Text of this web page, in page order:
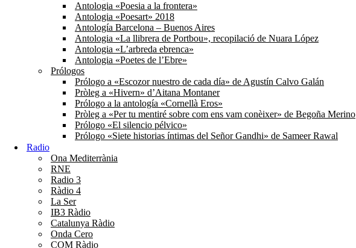
Antologia «Poesia a la frontera»
Antologia «Poesart» 2018
Antología Barcelona – Buenos Aires
Antologia «La llibrera de Portbou», recopilació de Nuara López
Antologia «L’arbreda ebrenca»
Antologia «Poetes de l’Ebre»
Prólogos
Prólogo a «Escozor nuestro de cada día» de Agustín Calvo Galán
Pròleg a «Hivern» d’Aitana Montaner
Prólogo a la antología «Cornellà Eros»
Pròleg a «Per tu mentiré sobre com ens vam conèixer» de Begoña Merino
Prólogo «El silencio pélvico»
Prólogo «Siete historias íntimas del Señor Gandhi» de Sameer Rawal
Radio
Ona Mediterrània
RNE
Radio 3
Ràdio 4
La Ser
IB3 Ràdio
Catalunya Ràdio
Onda Cero
COM Ràdio